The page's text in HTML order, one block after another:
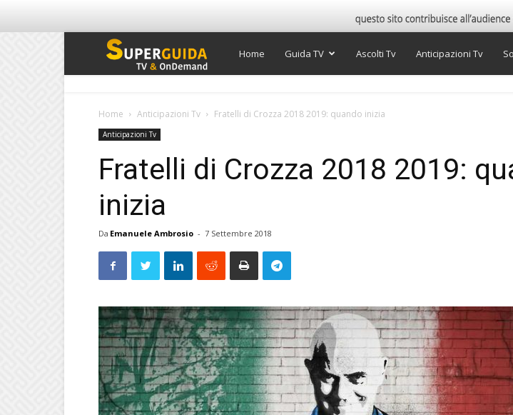
Super
Home Guida TV Ascolti Tv Anticipazioni Tv
Home Anticipazioni Tv Fratelli di Crozza 2018 2019: quando inizia
Anticipazioni Tv
Fratelli di Crozza 2018 2019:
inizia
Da Emanuele Ambrosio - 7 Settembre 2018